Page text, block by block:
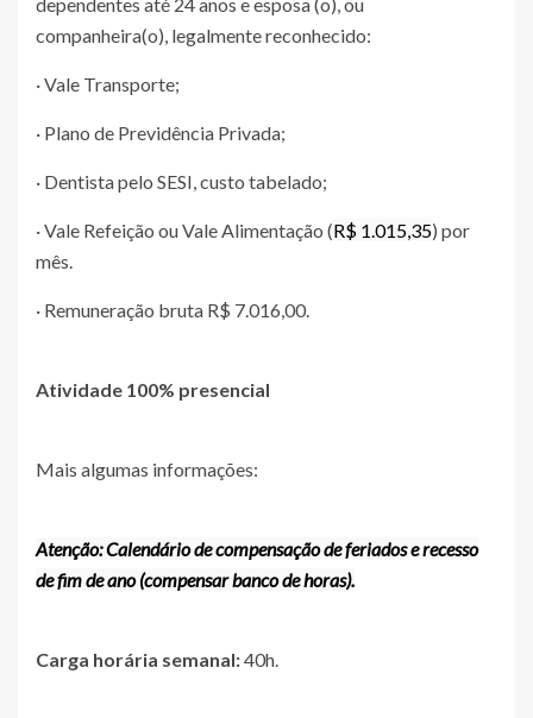
companheira(o), legalmente reconhecido:
· Vale Transporte;
· Plano de Previdência Privada;
· Dentista pelo SESI, custo tabelado;
· Vale Refeição ou Vale Alimentação (R$ 1.015,35) por
mês.
· Remuneração bruta R$ 7.016,00.
Atividade 100% presencial
Mais algumas informações:
Atenção: Calendário de compensação de feriados e recesso
de fim de ano (compensar banco de horas).
Carga horária semanal:40h.